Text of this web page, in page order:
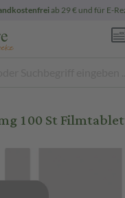
ab 29 € und für E-
100 St